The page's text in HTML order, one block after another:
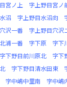
宮ノ上 字上野目宮ノ
沼 字上野目水沼向
沢一番 字上野目穴沢
浦一番 字下原 字下
字下野目前川原北
字下
字下野目清水田東
字中嶋中里南 字中嶋